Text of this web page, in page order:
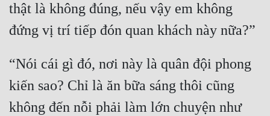
thật là không đúng, nếu vậy em không
đứng vị trí tiếp đón quan khách này nữa?”
“Nói cái gì đó, nơi này là quân đội phong
kiến sao? Chỉ là ăn bữa sáng thôi cũng
không đến nỗi phải làm lớn chuyện như